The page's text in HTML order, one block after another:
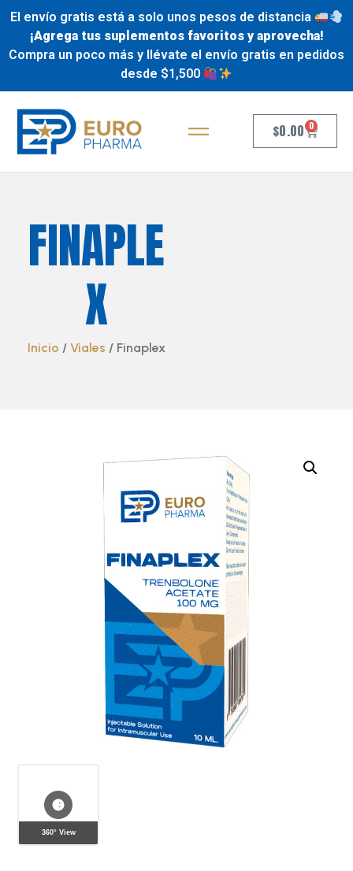
El envío gratis está a solo unos pesos de distancia
¡Agrega tus suplementos favoritos y aprovecha!
Compra un poco más y llévate el envío gratis en pedidos
desde $1,500
$0.00 0
FINAPLE
X
Inicio / Viales / Finaplex
360° View